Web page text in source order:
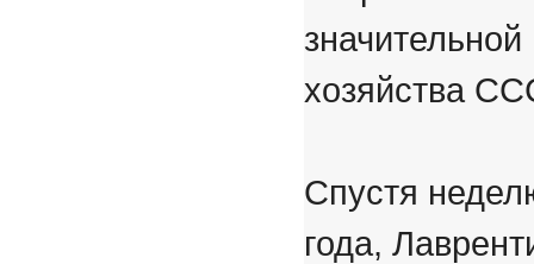
хозяйства
Спустя
года,